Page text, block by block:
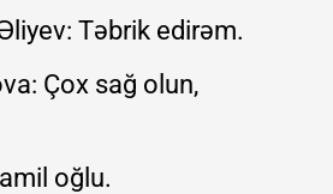
Təbrik edirəm.
Çox sağ olun,
oğlu.